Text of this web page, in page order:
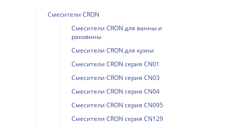
Смесители CRON
Смесители CRON для ванны и
раковины
Смесители CRON для кухни
Смесители CRON серия CN01
Смесители CRON серия CN03
Смесители CRON серия CN04
Смесители CRON серия CN095
Смесители CRON серия CN129